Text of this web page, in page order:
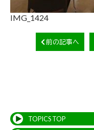
IMG_1424
前の記事へ
TOPICS TOP